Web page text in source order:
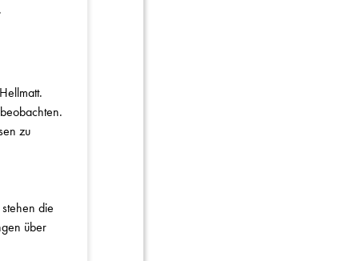
zu
die
über